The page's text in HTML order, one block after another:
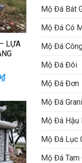
LỰA
₫Giá
hiện
là:
12.000.000₫.
Mộ Đá Bát
Mộ Đá Có
Mộ Đá
Mộ Đá Đôi
Mộ Đá Đơn
Mộ Đá
Mộ Đá Hậu
Mộ Đá Lục
Mộ Đá Tam